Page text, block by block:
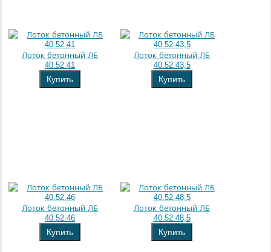
Лоток бетонный ЛБ
40.52.41
Купить
Лоток бетонный ЛБ
40.52.43,5
Купить
Лоток бетонный ЛБ
40.52.46
Купить
Лоток бетонный ЛБ
40.52.48,5
Купить